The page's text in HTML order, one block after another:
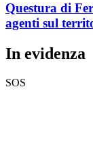
Questura di
agenti sul
In evidenza
SOS